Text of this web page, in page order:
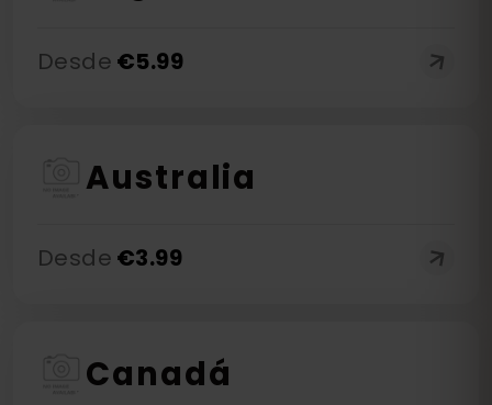
Desde €5.99
Australia
Desde €3.99
Canadá